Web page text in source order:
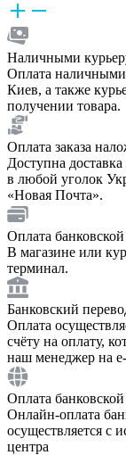
Наличными
Оплата наличными
Киев, а также
получении товара.
Оплата заказа
Доступна
в любой уголок
«Новая Почта».
Оплата
В магазине или
терминал.
Банковский
Оплата
счёту на оплату,
наш менеджер на
Оплата
Онлайн-оплата
осуществляется с
центра